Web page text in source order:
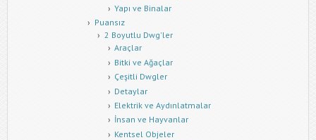
Yapı ve Binalar
Puansız
2 Boyutlu Dwg'ler
Araçlar
Bitki ve Ağaçlar
Çeşitli Dwgler
Detaylar
Elektrik ve Aydınlatmalar
İnsan ve Hayvanlar
Kentsel Objeler